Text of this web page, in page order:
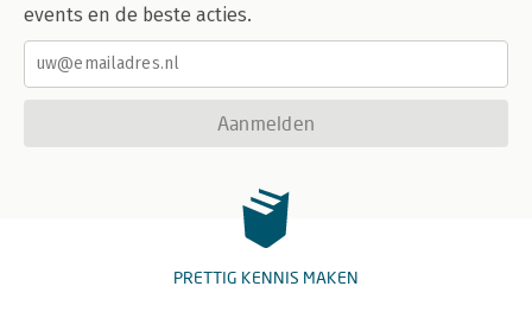
events en de beste acties.
Aanmelden
PRETTIG KENNIS MAKEN